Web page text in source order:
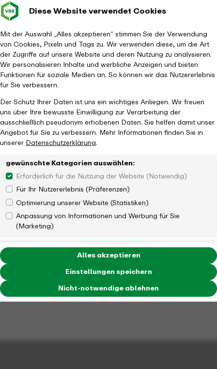
Diese Website verwendet Cookies
Mit der Auswahl „Alles akzeptieren“ stimmen Sie der Verwendung
von Cookies, Pixeln und Tags zu. Wir verwenden diese, um die Art
der Zugriffe auf unsere Website und deren Nutzung zu analysieren.
Wir personalisieren Inhalte und werbliche Anzeigen und bieten
Funktionen für soziale Medien an. So können wir das Nutzererlebnis
für Sie verbessern.
Der Schutz Ihrer Daten ist uns ein wichtiges Anliegen. Wir freuen
uns über Ihre bewusste Einwilligung zur Verarbeitung der
ausschließlich pseudonym erhobenen Daten. Sie helfen damit unser
Angebot für Sie zu verbessern. Mehr Informationen finden Sie in
unsererDatenschutzerklärung.
gewünschte Kategorien auswählen:
Erforderlich für die Nutzung der Website (Notwendig)
Für Ihr Nutzererlebnis (Präferenzen)
Optimierung unserer Website (Statistiken)
Anpassung von Informationen und Werbung für Sie
(Marketing)
Einstellungen speichern
Nicht-notwendige ablehnen
Alles akzeptieren
Verkehrsverbund Baustellen im
Leichte
Startseite Aktuelles
Newsroom
Aktionsprogramm 2025 der SPNV-Aufgabenträger wirkt